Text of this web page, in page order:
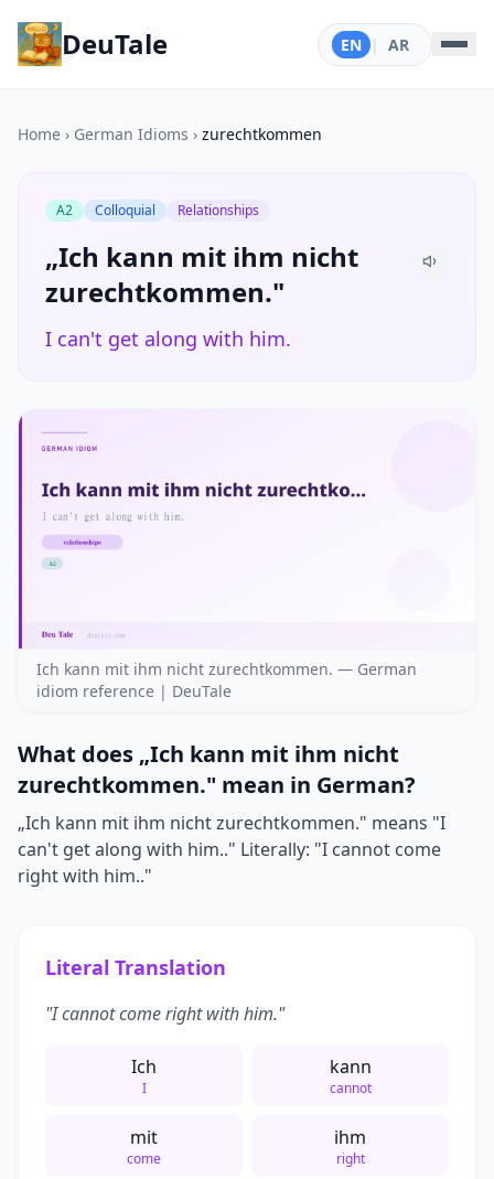
DeuTale EN | AR
Home › German Idioms › zurechtkommen
A2 Colloquial Relationships
„Ich kann mit ihm nicht
zurechtkommen."
I can't get along with him.
Ich kann mit ihm nicht zurechtkommen. — German
idiom reference | DeuTale
What does „Ich kann mit ihm nicht
zurechtkommen." mean in German?
„Ich kann mit ihm nicht zurechtkommen." means "I
can't get along with him.." Literally: "I cannot come
right with him.."
Literal Translation
"I cannot come right with him."
Ich
I
kann
cannot
mit
come
ihm
right